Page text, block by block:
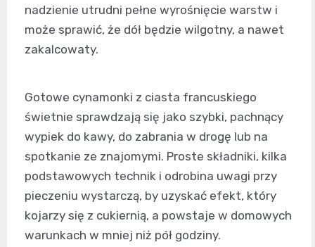
nadzienie utrudni pełne wyrośnięcie warstw i
może sprawić, że dół będzie wilgotny, a nawet
zakalcowaty.
Gotowe cynamonki z ciasta francuskiego
świetnie sprawdzają się jako szybki, pachnący
wypiek do kawy, do zabrania w drogę lub na
spotkanie ze znajomymi. Proste składniki, kilka
podstawowych technik i odrobina uwagi przy
pieczeniu wystarczą, by uzyskać efekt, który
kojarzy się z cukiernią, a powstaje w domowych
warunkach w mniej niż pół godziny.